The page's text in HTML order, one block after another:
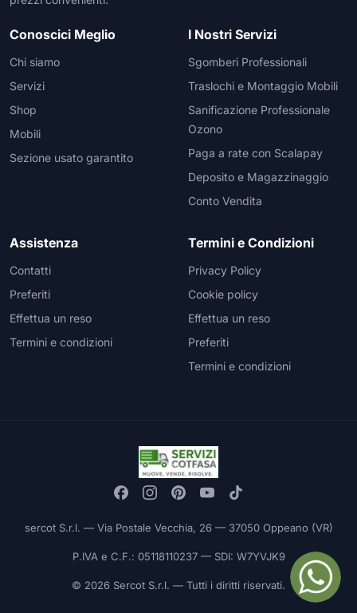
Conoscici Meglio
Chi siamo
Servizi
Shop
Mobili
Sezione usato garantito
I Nostri Servizi
Sgomberi Professionali
Traslochi e Montaggio Mobili
Sanificazione Professionale
Ozono
Paga a rate con Scalapay
Deposito e Magazzinaggio
Conto Vendita
Assistenza
Contatti
Preferiti
Effettua un reso
Termini e condizioni
Termini e Condizioni
Privacy Policy
Cookie policy
Effettua un reso
Preferiti
Termini e condizioni
sercot S.r.l. — Via Postale Vecchia, 26 — 37050 Oppeano (VR)
P.IVA e C.F.: 05118110237 — SDI: W7YVJK9
© 2026 Sercot S.r.l. — Tutti i diritti riservati.